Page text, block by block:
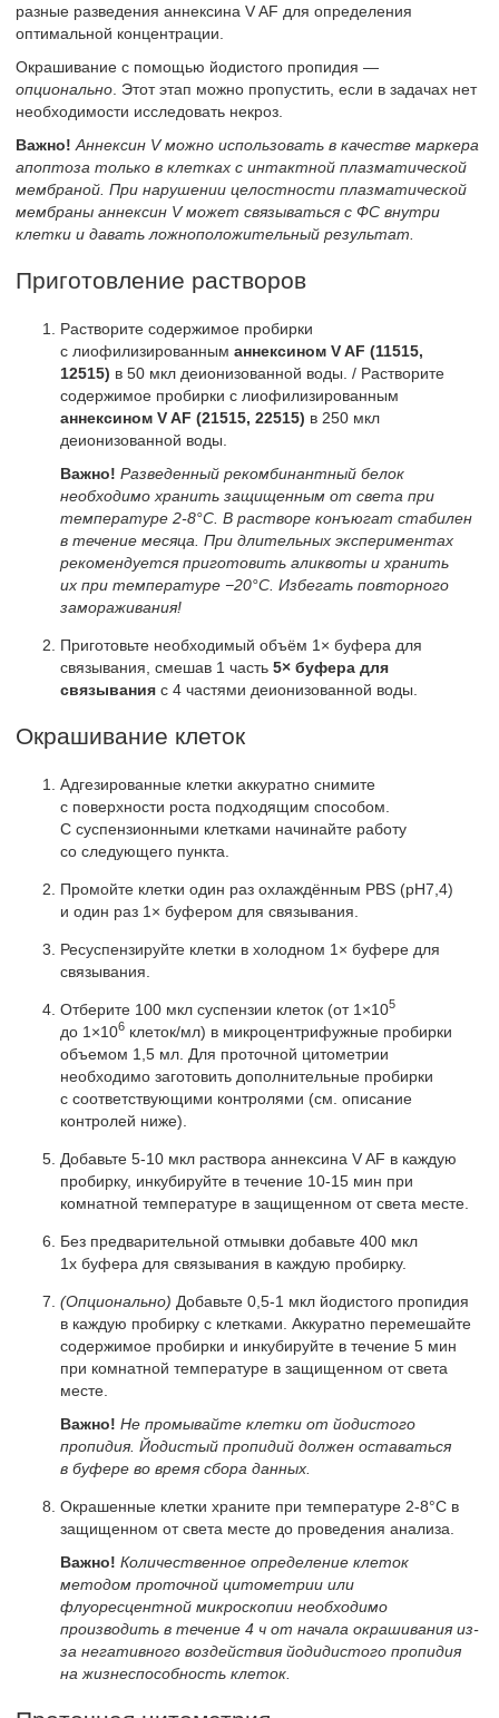
разные разведения аннексина V AF для определения
оптимальной концентрации.
Окрашивание с помощью йодистого пропидия —
опционально . Этот этап можно пропустить, если в задачах нет
необходимости исследовать некроз.
Важно! Аннексин V можно использовать в качестве маркера
апоптоза только в клетках с интактной плазматической
мембраной. При нарушении целостности плазматической
мембраны аннексин V может связываться с ФС внутри
клетки и давать ложноположительный результат.
Приготовление растворов
Растворите содержимое пробирки
с лиофилизированным аннексином V AF (11515,
12515) в 50 мкл деионизованной воды. / Растворите
содержимое пробирки с лиофилизированным
аннексином V AF (21515, 22515) в 250 мкл
деионизованной воды.
Важно! Разведенный рекомбинантный белок
необходимо хранить защищенным от света при
температуре 2-8°C. В растворе конъюгат стабилен
в течение месяца. При длительных экспериментах
рекомендуется приготовить аликвоты и хранить
их при температуре −20°С. Избегать повторного
замораживания!
Приготовьте необходимый объём 1× буфера для
связывания, смешав 1 часть 5× буфера для
связывания с 4 частями деионизованной воды.
Окрашивание клеток
Адгезированные клетки аккуратно снимите
с поверхности роста подходящим способом.
С суспензионными клетками начинайте работу
со следующего пункта.
Промойте клетки один раз охлаждённым PBS (рН7,4)
и один раз 1× буфером для связывания.
Ресуспензируйте клетки в холодном 1× буфере для
связывания.
Отберите 100 мкл суспензии клеток (от 1×105
до 1×106 клеток/мл) в микроцентрифужные пробирки
объемом 1,5 мл. Для проточной цитометрии
необходимо заготовить дополнительные пробирки
с соответствующими контролями (см. описание
контролей ниже).
Добавьте 5-10 мкл раствора аннексина V AF в каждую
пробирку, инкубируйте в течение 10-15 мин при
комнатной температуре в защищенном от света месте.
Без предварительной отмывки добавьте 400 мкл
1x буфера для связывания в каждую пробирку.
(Опционально) Добавьте 0,5-1 мкл йодистого пропидия
в каждую пробирку с клетками. Аккуратно перемешайте
содержимое пробирки и инкубируйте в течение 5 мин
при комнатной температуре в защищенном от света
месте.
Важно! Не промывайте клетки от йодистого
пропидия. Йодистый пропидий должен оставаться
в буфере во время сбора данных.
Окрашенные клетки храните при температуре 2-8°C в
защищенном от света месте до проведения анализа.
Важно! Количественное определение клеток
методом проточной цитометрии или
флуоресцентной микроскопии необходимо
производить в течение 4 ч от начала окрашивания из-
за негативного воздействия йодидистого пропидия
на жизнеспособность клеток.